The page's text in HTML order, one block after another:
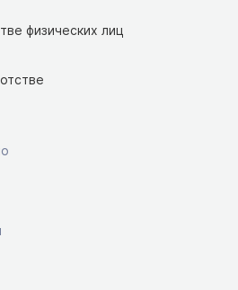
физических лиц